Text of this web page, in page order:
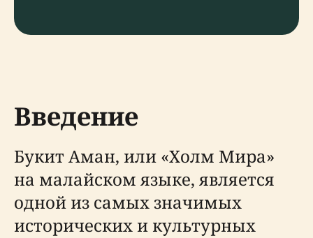
Введение
Букит Аман, или «Холм Мира»
на малайском языке, является
одной из самых значимых
исторических и культурных